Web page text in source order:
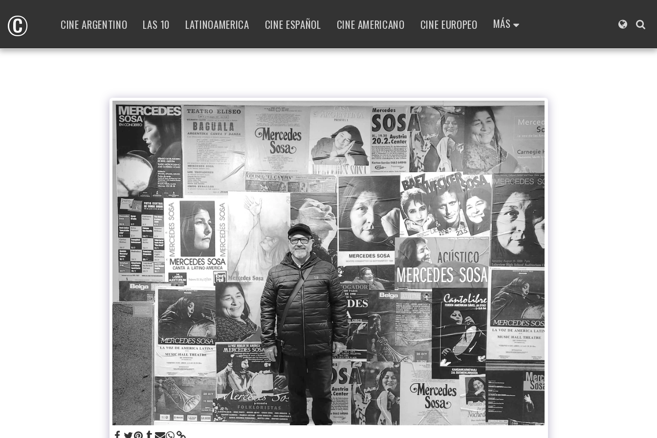
© CINE ARGENTINO LAS 10 LATINOAMERICA CINE ESPAÑOL CINE AMERICANO CINE EUROPEO MÁS